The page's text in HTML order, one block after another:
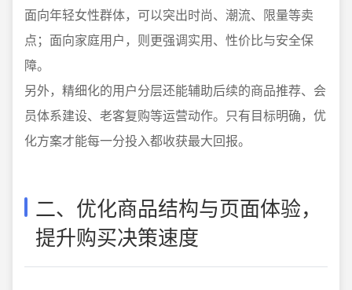
面向年轻女性群体，可以突出时尚、潮流、限量等卖
点；面向家庭用户，则更强调实用、性价比与安全保
障。
另外，精细化的用户分层还能辅助后续的商品推荐、会
员体系建设、老客复购等运营动作。只有目标明确，优
化方案才能每一分投入都收获最大回报。
二、优化商品结构与页面体验，
提升购买决策速度